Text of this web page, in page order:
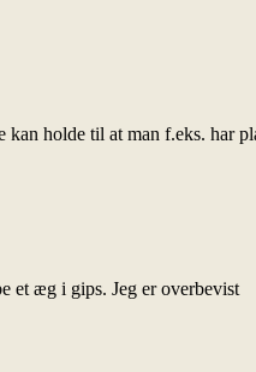
holde til at man f.eks. har
et æg i gips. Jeg er overbevist